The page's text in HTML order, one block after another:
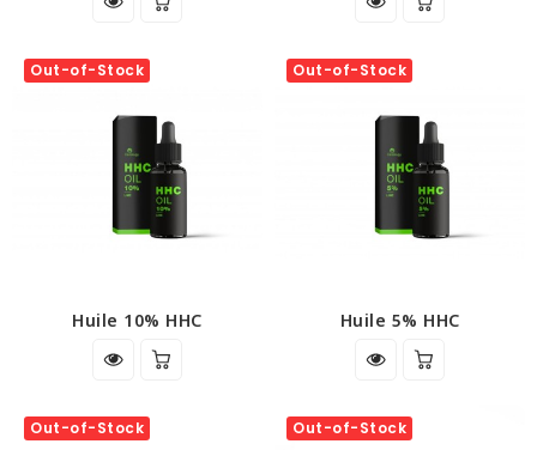
Out-of-Stock
Huile 10% HHC
Out-of-Stock
Huile 5% HHC
Out-of-Stock Out-of-Stock